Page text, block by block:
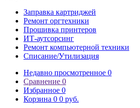
Заправка картриджей
Ремонт оргтехники
Прошивка принтеров
ИТ-аутсорсинг
Ремонт компьютерной техники
Списание/Утилизация
Недавно просмотренное 0
Сравнение 0
Избранное 0
Корзина 0 0 руб.